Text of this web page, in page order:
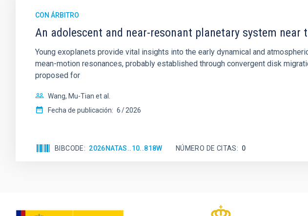
CON ÁRBITRO
An adolescent and near-resonant planetary system near
Young exoplanets provide vital insights into the early dynamical and
mean-motion resonances, probably established through convergent disk
proposed for
Wang, Mu-Tian et al.
Fecha de publicación: 6 2026
BIBCODE 2026NATAS..10..818W NÚMERO DE CITAS 0